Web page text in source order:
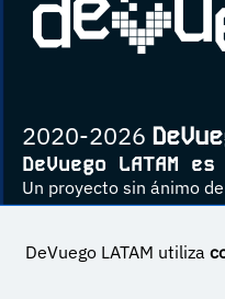
2020-2026
DeVuego LATAM
Un proyecto sin ánimo
DeVuego LATAM utiliza